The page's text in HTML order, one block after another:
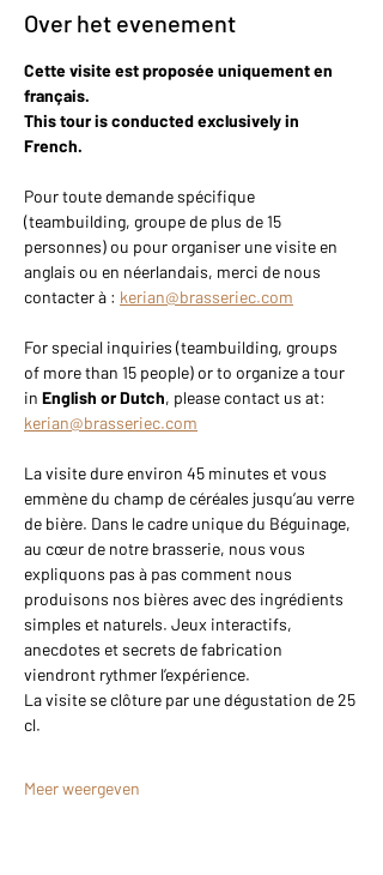
Over het evenement
Cette visite est proposée uniquement en
français.
This tour is conducted exclusively in
French.
Pour toute demande spécifique
(teambuilding, groupe de plus de 15
personnes) ou pour organiser une visite en
anglais ou en néerlandais, merci de nous
contacter à : kerian@brasseriec.com
For special inquiries (teambuilding, groups
of more than 15 people) or to organize a tour
in English or Dutch, please contact us at:
kerian@brasseriec.com
La visite dure environ 45 minutes et vous
emmène du champ de céréales jusqu’au verre
de bière. Dans le cadre unique du Béguinage,
au cœur de notre brasserie, nous vous
expliquons pas à pas comment nous
produisons nos bières avec des ingrédients
simples et naturels. Jeux interactifs,
anecdotes et secrets de fabrication
viendront rythmer l’expérience.
La visite se clôture par une dégustation de 25
cl.
Meer weergeven